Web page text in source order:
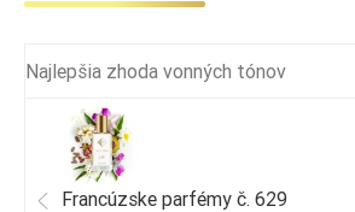
Najlepšia zhoda vonných tónov
Francúzske parfémy č. 629